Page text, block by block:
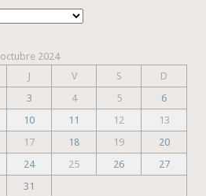
octubre 2024
J V S
D
3 4 5
6
10 11 12
13
17 18 19
20
24 25 26
27
31